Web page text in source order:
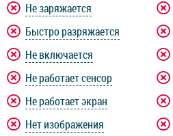
Не заряжается
Быстро разряжается
Не включается
Не работает сенсор
Не работает экран
Нет изображения